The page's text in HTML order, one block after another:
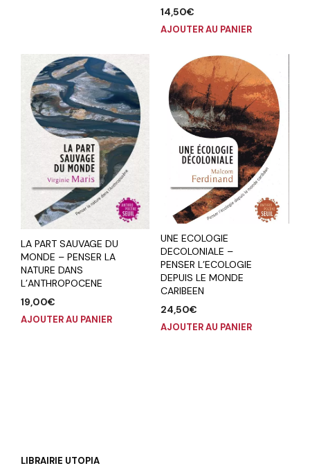
14,50€
AJOUTER AU PANIER
LA PART SAUVAGE DU
MONDE – PENSER LA
NATURE DANS
L’ANTHROPOCENE
19,00€
AJOUTER AU PANIER
UNE ECOLOGIE
DECOLONIALE –
PENSER L’ECOLOGIE
DEPUIS LE MONDE
CARIBEEN
24,50€
AJOUTER AU PANIER
LIBRAIRIE UTOPIA